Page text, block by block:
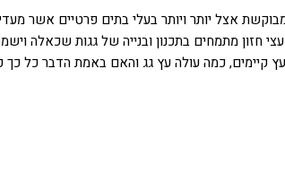
אצל יותר ויותר בעלי בתים פרטיים אשר
מתמחים בתכנון ובנייה של גגות שכאלה
עץ קיימים, כמה עולה עץ גג והאם באמת הדבר כל